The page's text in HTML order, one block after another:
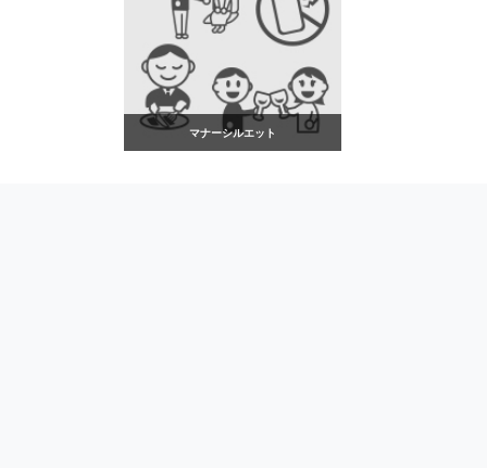
マナーシルエット